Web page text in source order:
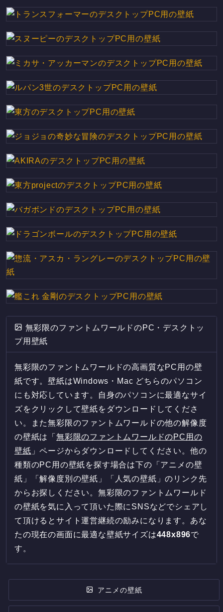
無彩限のファントムワールドのPC・デスクトッ
プ用壁紙
無彩限のファントムワールドの高画質なPC用の壁
紙です。壁紙はWindows・Mac どちらのパソコン
にも対応しています。自身のパソコンに最適なサイ
ズをクリックして壁紙をダウンロードしてくださ
い。また無彩限のファントムワールドの他の解像度
の壁紙は「 無彩限のファントムワールドのPC用の
壁紙 」ページからダウンロードしてください。他の
種類のPC用の壁紙を探す場合は下の「アニメの壁
紙」「解像度別の壁紙」「人気の壁紙」のリンク先
からお探しください。無彩限のファントムワールド
の壁紙を気に入って頂いた際にSNSなどでシェアし
て頂けるとサイト運営継続の励みになります。あな
たの現在の画面に最適な壁紙サイズは448x896で
す。
アニメの壁紙